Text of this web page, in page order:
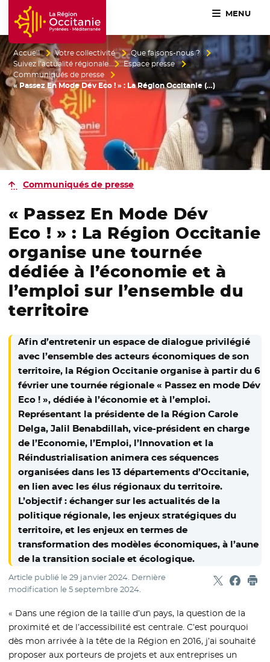
Accueil Région Occitanie / Pyrénées-Méditerranée
MENU
Accueil Votre collectivité
Que faisons-nous ?
Suivez l’actualité régionale
Espace presse
Communiqués de presse
« Passez En Mode Dév Eco ! » : La Région Occitanie (…)
Communiqués de presse
« Passez En Mode Dév
Eco ! » : La Région Occitanie
organise une tournée
dédiée à l’économie et à
l’emploi sur l’ensemble du
territoire
Afin d’entretenir un espace de dialogue privilégié
avec l’ensemble des acteurs économiques de son
territoire, la Région Occitanie organise à partir du 6
février une tournée régionale « Passez en mode Dév
Eco ! », dédiée à l’économie et à l’emploi.
Représentant la présidente de la Région Carole
Delga, Jalil Benabdillah, vice-président en charge
de l’Economie, l’Emploi, l’Innovation et la
Réindustrialisation animera ces séquences
organisées dans les 13 départements d’Occitanie,
en lien avec les élus régionaux du territoire.
L’objectif : échanger sur les actualités de la
politique régionale, les enjeux stratégiques du
territoire, et les enjeux en termes de
transformation des modèles économiques, à l’aune
de la transition sociale et écologique.
Article publié le29 janvier 2024. Dernière
modification le5 septembre 2024. Partager
- Nouvelle
-
« Dans une région de la taille d’un pays, la question de la
proximité et de l’accessibilité est centrale. C’est pourquoi
dès mon arrivée à la tête de la Région en 2016, j’ai souhaité
proposer aux porteurs de projets et aux entreprises un